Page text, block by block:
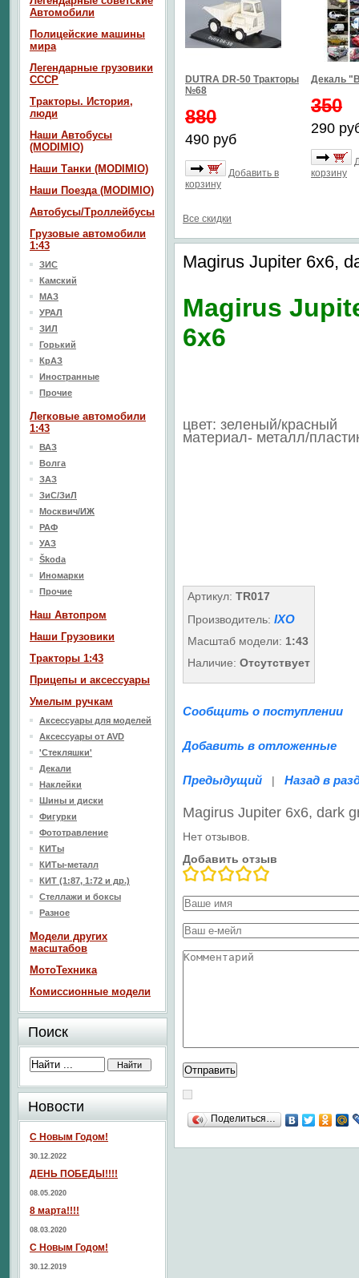
DUTRA DR-50 Тракторы
№68
880
490 руб
Добавить в
корзину
Декаль
350
290
корзину
Все скидки
Magirus Jupiter 6x6,
Magirus
6x6
цвет: зеленый/красный
материал- металл/
Артикул: TR017
Производитель: IXO
Масштаб модели: 1:43
Наличие: Отсутствует
Сообщить о поступлении
Добавить в отложенные
Предыдущий | Назад в
Magirus Jupiter 6x6, dark
Нет отзывов.
Добавить отзыв
Поделиться…
Автомобили
Полицейские машины
мира
Легендарные грузовики
СССР
Тракторы. История,
люди
Наши Автобусы
(MODIMIO)
Наши Танки (MODIMIO)
Наши Поезда (MODIMIO)
Автобусы/Троллейбусы
Грузовые автомобили
1:43
ЗИС
Камский
МАЗ
УРАЛ
ЗИЛ
Горький
КрАЗ
Иностранные
Прочие
Легковые автомобили
1:43
ВАЗ
Волга
ЗАЗ
ЗиС/ЗиЛ
Москвич/ИЖ
РАФ
УАЗ
Škoda
Иномарки
Прочие
Наш Aвтопром
Наши Грузовики
Тракторы 1:43
Прицепы и аксессуары
Умелым ручкам
Аксессуары для моделей
Аксессуары от AVD
'Стекляшки'
Декали
Наклейки
Шины и диски
Фигурки
Фототравление
КИТы
КИТы-металл
КИТ (1:87, 1:72 и др.)
Стеллажи и боксы
Разное
Модели других
масштабов
МотоТехника
Комиссионные модели
Поиск
Новости
С Новым Годом!
30.12.2022
ДЕНЬ ПОБЕДЫ!!!!
08.05.2020
8 марта!!!!
08.03.2020
С Новым Годом!
30.12.2019